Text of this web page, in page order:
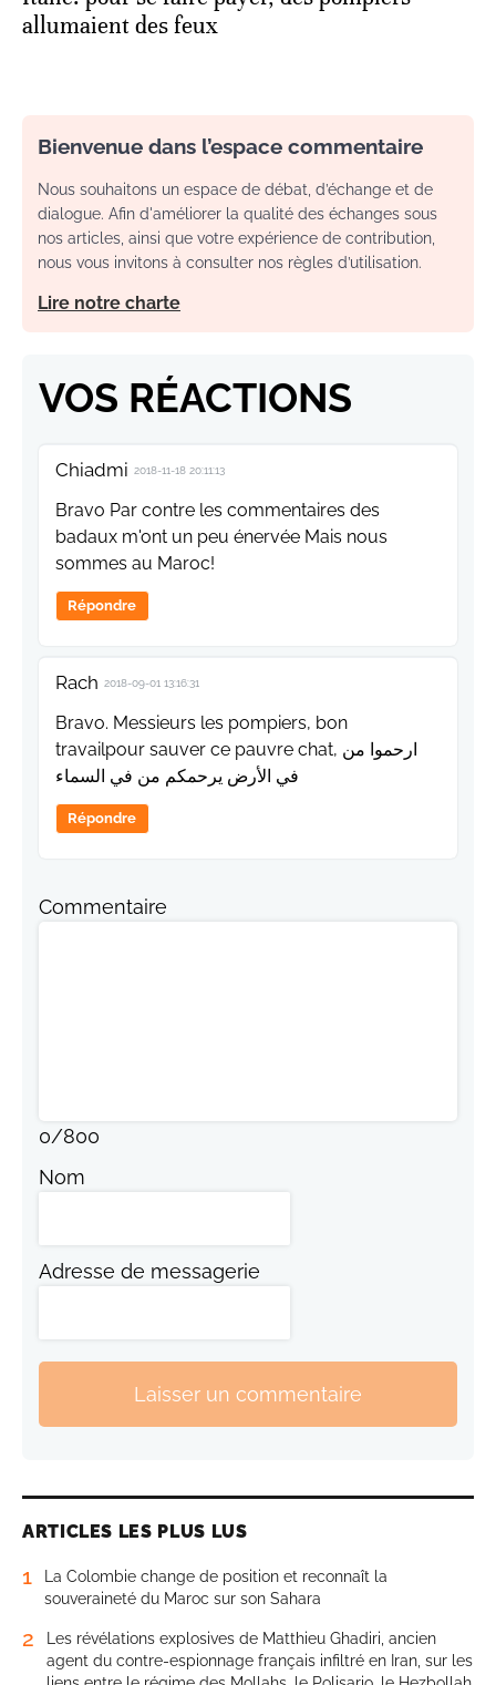
allumaient des feux
Bienvenue dans l’espace commentaire
Nous souhaitons un espace de débat, d’échange et de
dialogue. Afin d'améliorer la qualité des échanges sous
nos articles, ainsi que votre expérience de contribution,
nous vous invitons à consulter nos règles d’utilisation.
Lire notre charte
VOS RÉACTIONS
Chiadmi 2018-11-18 20:11:13
Bravo Par contre les commentaires des
badaux m'ont un peu énervée Mais nous
sommes au Maroc!
Répondre
Rach 2018-09-01 13:16:31
Bravo. Messieurs les pompiers, bon
travailpour sauver ce pauvre chat, ارحموا من
في الأرض يرحمكم من في السماء
Répondre
Commentaire
0/800
Nom
Adresse de messagerie
Laisser un commentaire
ARTICLES LES PLUS LUS
1
La Colombie change de position et reconnaît la
souveraineté du Maroc sur son Sahara
2
Les révélations explosives de Matthieu Ghadiri, ancien
agent du contre-espionnage français infiltré en Iran, sur les